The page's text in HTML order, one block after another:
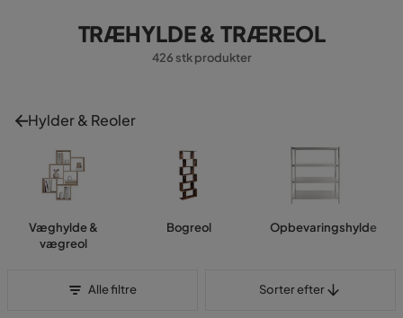
TRÆHYLDE & TRÆREOL
426 stk produkter
Hylder & Reoler
Væghylde &
vægreol
Bogreol Opbevaringshylde
Alle filtre Sorter efter